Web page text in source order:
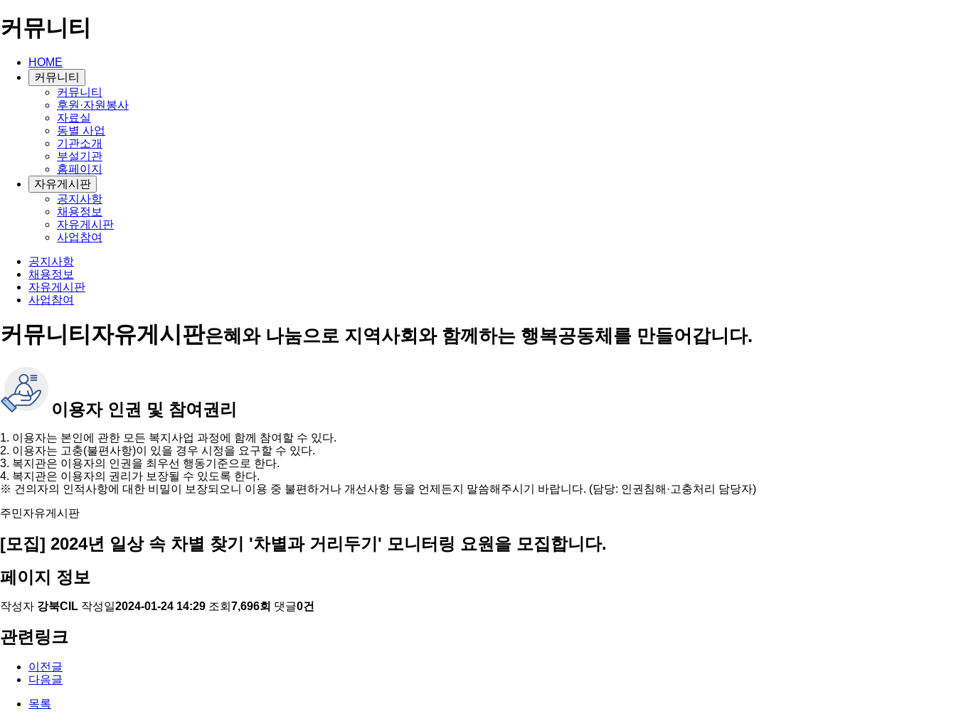
커뮤니티
HOME
커뮤니티
커뮤니티
후원·자원봉사
자료실
동별 사업
기관소개
부설기관
홈페이지
자유게시판
공지사항
채용정보
자유게시판
사업참여
공지사항
채용정보
자유게시판
사업참여
커뮤니티자유게시판은혜와 나눔으로 지역사회와 함께하는 행복공동체를 만들어갑니다.
이용자 인권 및 참여권리
1. 이용자는 본인에 관한 모든 복지사업 과정에 함께 참여할 수 있다.
2. 이용자는 고충(불편사항)이 있을 경우 시정을 요구할 수 있다.
3. 복지관은 이용자의 인권을 최우선 행동기준으로 한다.
4. 복지관은 이용자의 권리가 보장될 수 있도록 한다.
※ 건의자의 인적사항에 대한 비밀이 보장되오니 이용 중 불편하거나 개선사항 등을 언제든지 말씀해주시기 바랍니다. (담당: 인권침해·고충처리 담당자)
주민자유게시판
[모집] 2024년 일상 속 차별 찾기 '차별과 거리두기' 모니터링 요원을 모집합니다.
페이지 정보
작성자 강북CIL 작성일2024-01-24 14:29 조회 7,696회 댓글0건
관련링크
이전글
다음글
목록